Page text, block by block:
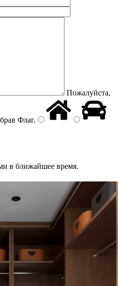
Пожалуйста,
Флаг.
в ближайшее время.